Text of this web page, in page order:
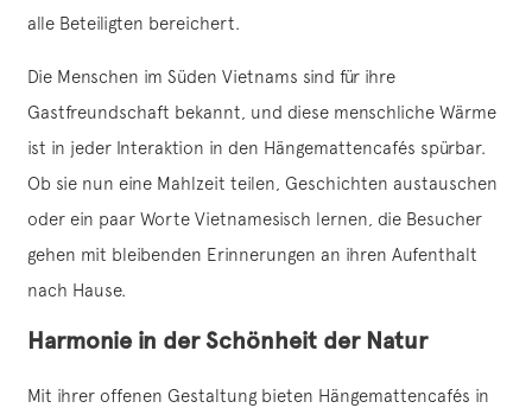
alle Beteiligten bereichert.
Die Menschen im Süden Vietnams sind für ihre
Gastfreundschaft bekannt, und diese menschliche Wärme
ist in jeder Interaktion in den Hängemattencafés spürbar.
Ob sie nun eine Mahlzeit teilen, Geschichten austauschen
oder ein paar Worte Vietnamesisch lernen, die Besucher
gehen mit bleibenden Erinnerungen an ihren Aufenthalt
nach Hause.
Harmonie in der Schönheit der Natur
Mit ihrer offenen Gestaltung bieten Hängemattencafés in